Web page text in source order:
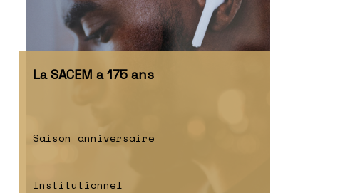
La SACEM a 175 ans
Saison anniversaire
Institutionnel